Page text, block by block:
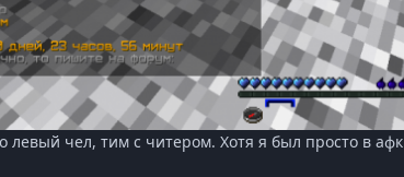
левый чел, тим с читером. Хотя я был просто в афк